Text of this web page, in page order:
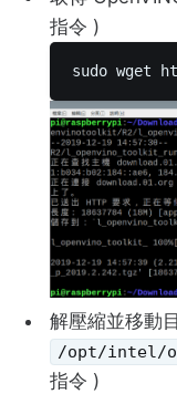
指令 )
sudo wget
解壓縮並移動
/opt/intel/
指令 )